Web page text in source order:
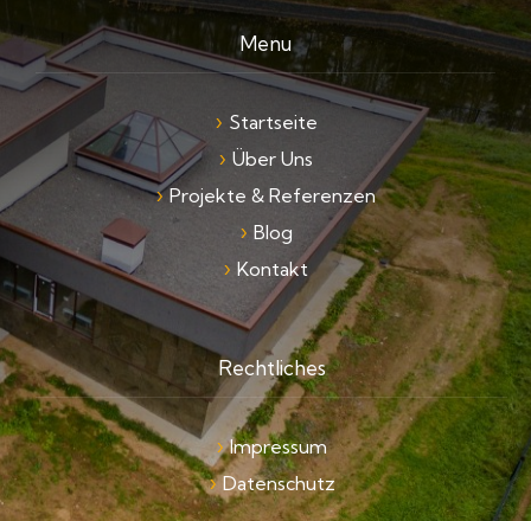
Menu
Startseite
Über Uns
Projekte & Referenzen
Blog
Kontakt
Rechtliches
Impressum
Datenschutz